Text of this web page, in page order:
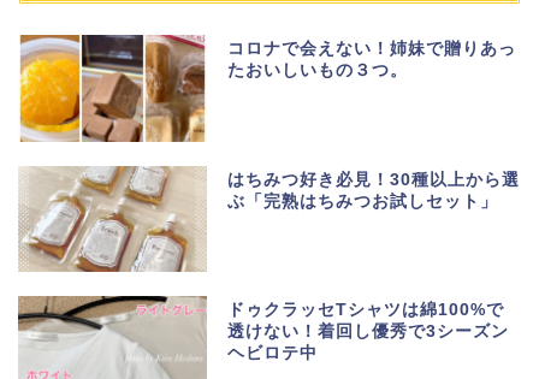
コロナで会えない！姉妹で贈りあっ
たおいしいもの３つ。
はちみつ好き必見！30種以上から選
ぶ「完熟はちみつお試しセット」
ドゥクラッセTシャツは綿100%で
透けない！着回し優秀で3シーズン
ヘビロテ中